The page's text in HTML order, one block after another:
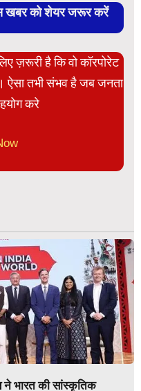
खबर को शेयर जरूर करें
ज़रूरी है कि वो कॉरपोरेट
ऐसा तभी संभव है जब जनता
करे
ने भारत की सांस्कृतिक